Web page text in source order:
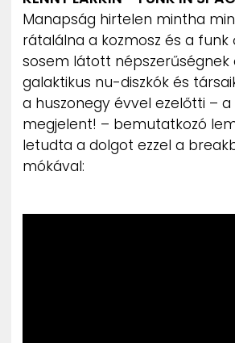
Manapság hirtelen mintha
rátalálna a kozmosz és a funk
sosem látott népszerűségnek
galaktikus nu-diszkók és
a huszonegy évvel ezelőtti –
megjelent! – bemutatkozó
letudta a dolgot ezzel a
mókával: